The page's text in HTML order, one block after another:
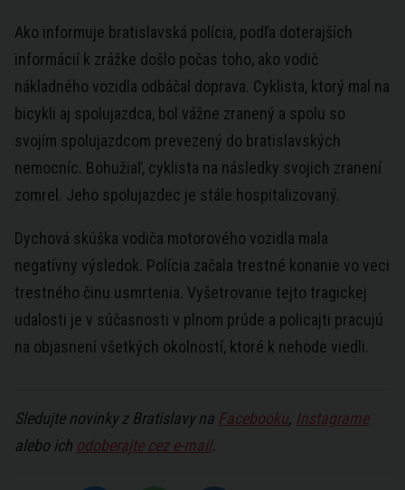
Ako informuje bratislavská polícia, podľa doterajších
informácií k zrážke došlo počas toho, ako vodič
nákladného vozidla odbáčal doprava. Cyklista, ktorý mal na
bicykli aj spolujazdca, bol vážne zranený a spolu so
svojím spolujazdcom prevezený do bratislavských
nemocníc. Bohužiaľ, cyklista na následky svojich zranení
zomrel. Jeho spolujazdec je stále hospitalizovaný.
Dychová skúška vodiča motorového vozidla mala
negatívny výsledok. Polícia začala trestné konanie vo veci
trestného činu usmrtenia. Vyšetrovanie tejto tragickej
udalosti je v súčasnosti v plnom prúde a policajti pracujú
na objasnení všetkých okolností, ktoré k nehode viedli.
Sledujte novinky z Bratislavy na Facebooku, Instagrame
alebo ich odoberajte cez e-mail.